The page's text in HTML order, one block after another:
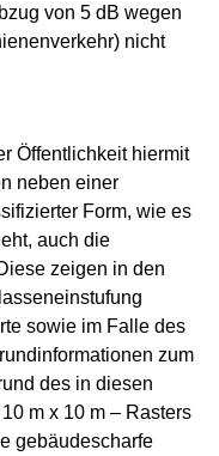
von 5 dB wegen
nicht
Öffentlichkeit hiermit
neben einer
Form, wie es
auch die
zeigen in den
sowie im Falle des
zum
des in diesen
m x 10 m – Rasters
gebäudescharfe